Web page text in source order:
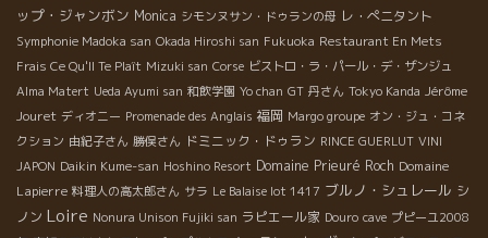
ップ・ジャンボン Monica シモンヌサン・ドゥランの母 レ・ぺニタント
Symphonie Madoka san Okada Hiroshi san Fukuoka Restaurant En Mets
Frais Ce Qu'Il Te Plaît Mizuki san Corse ビストロ・ラ・パール・デ・ザンジュ
Alma Matert Ueda Ayumi san 和飲学園 Yo chan GT 丹さん Tokyo Kanda Jérôme
Jouret ディオニー Promenade des Anglais 福岡 Margo groupe オン・ジュ・コネ
クション 由紀子さん 勝俣さん ドミニック・ドゥラン RINCE GUERLUT VINI
JAPON Daikin Kume-san Hoshino Resort Domaine Prieuré Roch Domaine
Lapierre 料理人の高太郎さん サラ Le Balaise lot 1417 ブルノ・シュレール シ
ノン Loire Nonura Unison Fujiki san ラピエール家 Douro cave プピーユ2008